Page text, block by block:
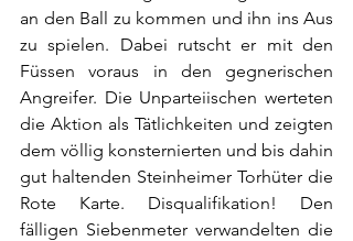
an den Ball zu kommen und ihn ins Aus
zu spielen. Dabei rutscht er mit den
Füssen voraus in den gegnerischen
Angreifer. Die Unparteiischen werteten
die Aktion als Tätlichkeiten und zeigten
dem völlig konsternierten und bis dahin
gut haltenden Steinheimer Torhüter die
Rote Karte. Disqualifikation! Den
fälligen Siebenmeter verwandelten die